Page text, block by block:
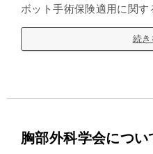
ボット手術保険適用に関
続き
胸部外科学会につい